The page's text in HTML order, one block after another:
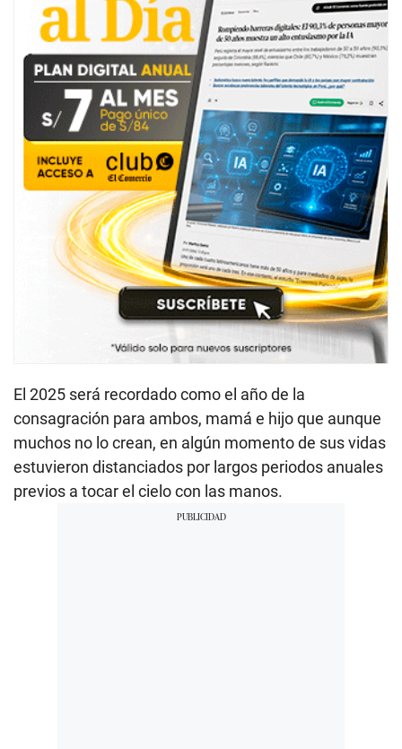
El 2025 será recordado como el año de la
consagración para ambos, mamá e hijo que aunque
muchos no lo crean, en algún momento de sus vidas
estuvieron distanciados por largos periodos anuales
previos a tocar el cielo con las manos.